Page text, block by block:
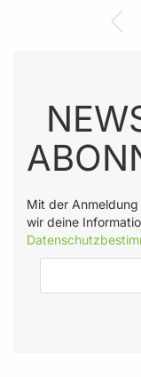
Mit der
wir deine